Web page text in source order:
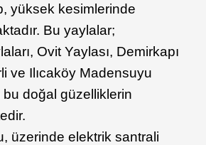
yüksek kesimlerinde
Bu yaylalar;
Ovit Yaylası, Demirkapı
ve Ilıcaköy Madensuyu
bu doğal güzelliklerin
üzerinde elektrik santrali